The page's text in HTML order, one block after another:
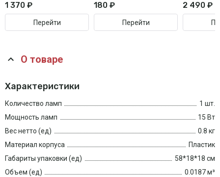
1 370 ₽
Перейти
180 ₽
Перейти
2 490 ₽
О товаре
Характеристики
Количество ламп
1 шт.
Мощность ламп
15 Вт
Вес нетто (ед)
0.8 кг
Материал корпуса
Пластик
Габариты упаковки (ед)
58*18*18 см
Объем (ед)
0.0187 м³